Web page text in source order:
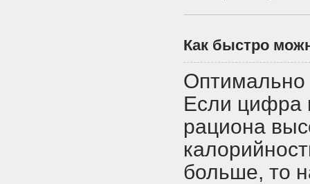
Как быстро
Если цифра
рациона
больше, то